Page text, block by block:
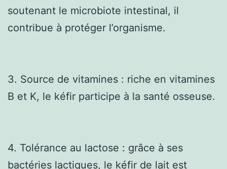
soutenant le microbiote intestinal, il
contribue à protéger l’organisme.
3. Source de vitamines : riche en vitamines
B et K, le kéfir participe à la santé osseuse.
4. Tolérance au lactose : grâce à ses
bactéries lactiques, le kéfir de lait est